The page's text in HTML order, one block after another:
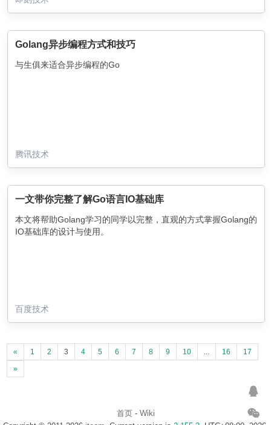
Golang异步编程方式和技巧
与生俱来适合异步编程的Go
腾讯技术
一文带你完整了解Go语言IO基础库
本文将帮助Golang学习的同学以完整，直观的方式掌握Golang的
IO基础库的设计与使用。
百度技术
« 1 2 3 4 5 6 7 8 9 10 16
17
»
首页- Wiki